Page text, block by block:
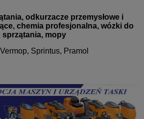
odkurzacze przemysłowe i
chemia profesjonalna, wózki do
sprzątania, mopy
Sprintus, Pramol